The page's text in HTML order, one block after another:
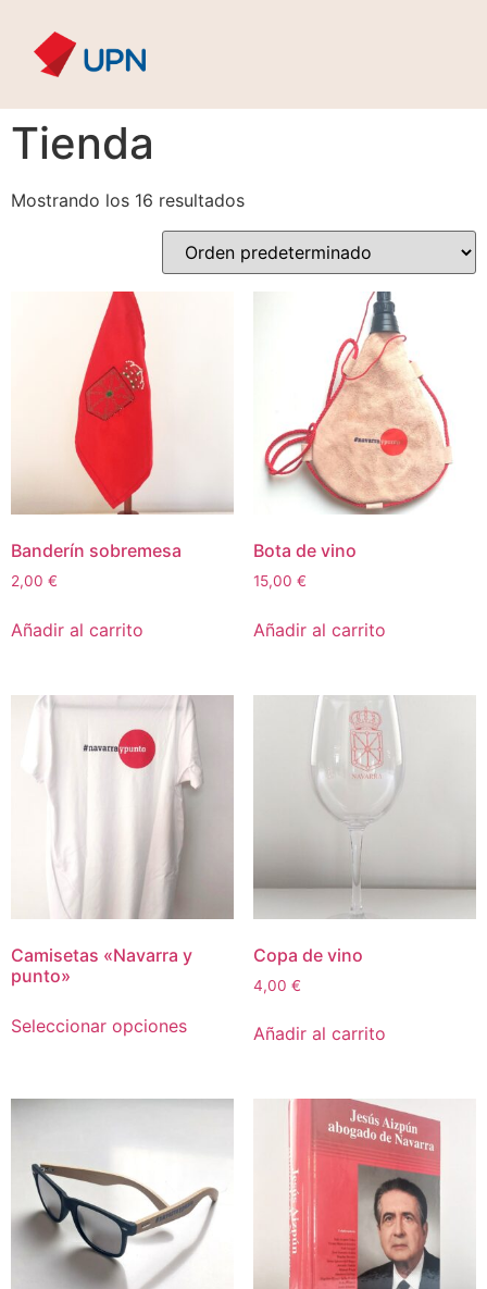
Tienda
Mostrando los 16 resultados
Banderín sobremesa
2,00 €
Añadir al carrito
Bota de vino
15,00 €
Añadir al carrito
Camisetas «Navarra y
punto»
Seleccionar opciones
Copa de vino
4,00 €
Añadir al carrito